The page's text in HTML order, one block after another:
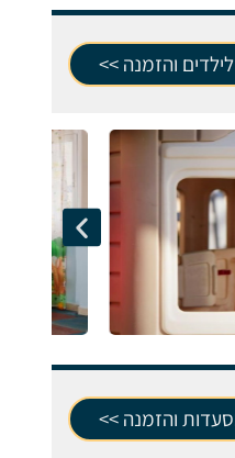
והזמנה >>
והזמנה >>